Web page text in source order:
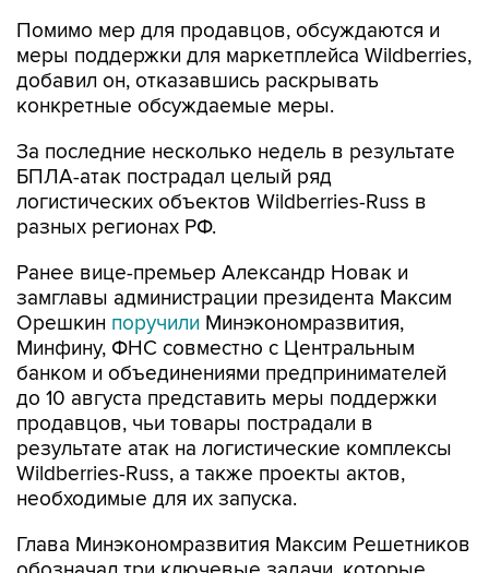
Помимо мер для продавцов, обсуждаются и
меры поддержки для маркетплейса Wildberries,
добавил он, отказавшись раскрывать
конкретные обсуждаемые меры.
За последние несколько недель в результате
БПЛА-атак пострадал целый ряд
логистических объектов Wildberries-Russ в
разных регионах РФ.
Ранее вице-премьер Александр Новак и
замглавы администрации президента Максим
Орешкин поручили Минэкономразвития,
Минфину, ФНС совместно с Центральным
банком и объединениями предпринимателей
до 10 августа представить меры поддержки
продавцов, чьи товары пострадали в
результате атак на логистические комплексы
Wildberries-Russ, а также проекты актов,
необходимые для их запуска.
Глава Минэкономразвития Максим Решетников